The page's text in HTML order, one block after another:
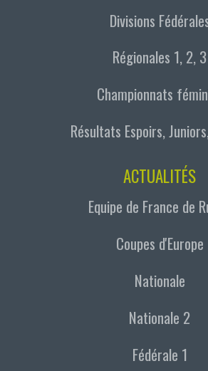
Divisions
Régionales 1, 2, 3
Championnats
Résultats Espoirs,
ACTUALITÉS
Equipe de France de
Coupes d'Europe
Nationale
Nationale 2
Fédérale 1